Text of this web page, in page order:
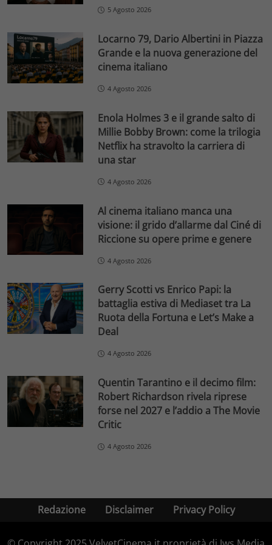
5 Agosto 2026
Locarno 79, Dario Albertini in Piazza
Grande e la nuova generazione del
cinema italiano
4 Agosto 2026
Enola Holmes 3 e il grande salto di
Millie Bobby Brown: come la trilogia
Netflix ha stravolto la carriera di
una star
4 Agosto 2026
Al cinema italiano manca una
visione: il grido d’allarme dal Ciné di
Riccione su opere prime e genere
4 Agosto 2026
Gerry Scotti vs Enrico Papi: la
battaglia estiva di Mediaset tra La
Ruota della Fortuna e Let’s Make a
Deal
4 Agosto 2026
Quentin Tarantino e il decimo film:
Robert Richardson rivela riprese
forse nel 2027 e l’addio a The Movie
Critic
4 Agosto 2026
Redazione Disclaimer Privacy Policy